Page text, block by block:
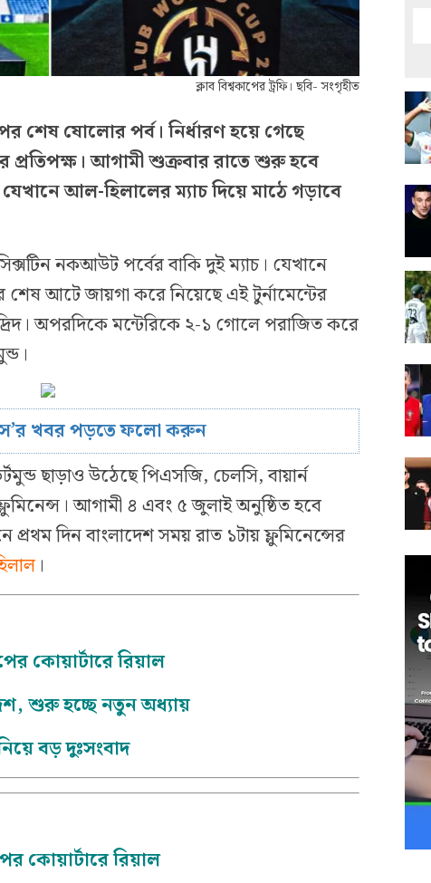
ক্লাব বিশ্বকাপের ট্রফি। ছবি- সংগৃহীত
শেষ ষোলোর পর্ব। নির্ধারণ হয়ে গেছে
আগামী শুক্রবার রাতে শুরু হবে
যেখানে আল-হিলালের ম্যাচ দিয়ে মাঠে গড়াবে
নকআউট পর্বের বাকি দুই ম্যাচ। যেখানে
আটে জায়গা করে নিয়েছে এই টুর্নামেন্টের
অপরদিকে মন্টেরিকে ২-১ গোলে পরাজিত করে
খবর পড়তে ফলো করুন
ছাড়াও উঠেছে পিএসজি, চেলসি, বায়ার্ন
আগামী ৪ এবং ৫ জুলাই অনুষ্ঠিত হবে
প্রথম দিন বাংলাদেশ সময় রাত ১টায় ফ্লুমিনেন্সের
।
কোয়ার্টারে রিয়াল
শুরু হচ্ছে নতুন অধ্যায়
বড় দুঃসংবাদ
কোয়ার্টারে রিয়াল